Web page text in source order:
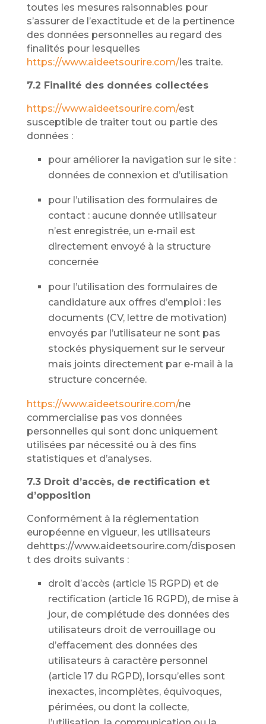
toutes les mesures raisonnables pour
s’assurer de l’exactitude et de la pertinence
des données personnelles au regard des
finalités pour lesquelles
https://www.aideetsourire.com/les traite.
7.2 Finalité des données collectées
https://www.aideetsourire.com/est
susceptible de traiter tout ou partie des
données :
pour améliorer la navigation sur le site :
données de connexion et d’utilisation
pour l’utilisation des formulaires de
contact : aucune donnée utilisateur
n’est enregistrée, un e-mail est
directement envoyé à la structure
concernée
pour l’utilisation des formulaires de
candidature aux offres d’emploi : les
documents (CV, lettre de motivation)
envoyés par l’utilisateur ne sont pas
stockés physiquement sur le serveur
mais joints directement par e-mail à la
structure concernée.
https://www.aideetsourire.com/ne
commercialise pas vos données
personnelles qui sont donc uniquement
utilisées par nécessité ou à des fins
statistiques et d’analyses.
7.3 Droit d’accès, de rectification et
d’opposition
Conformément à la réglementation
européenne en vigueur, les utilisateurs
dehttps://www.aideetsourire.com/disposen
t des droits suivants :
droit d’accès (article 15 RGPD) et de
rectification (article 16 RGPD), de mise à
jour, de complétude des données des
utilisateurs droit de verrouillage ou
d’effacement des données des
utilisateurs à caractère personnel
(article 17 du RGPD), lorsqu’elles sont
inexactes, incomplètes, équivoques,
périmées, ou dont la collecte,